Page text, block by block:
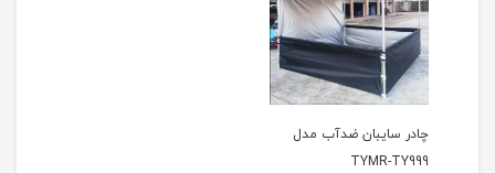
چادر سایبان ضدآب مدل
TYMR-TY999